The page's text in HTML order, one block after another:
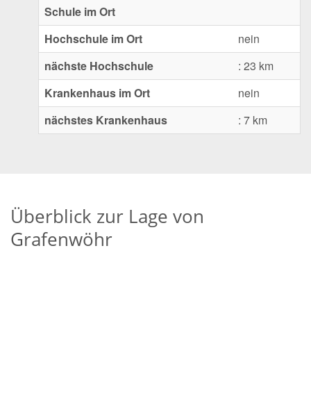
Schule im Ort
Hochschule im Ort
nein
nächste Hochschule
: 23 km
Krankenhaus im Ort
nein
nächstes Krankenhaus
: 7 km
Überblick zur Lage von
Grafenwöhr